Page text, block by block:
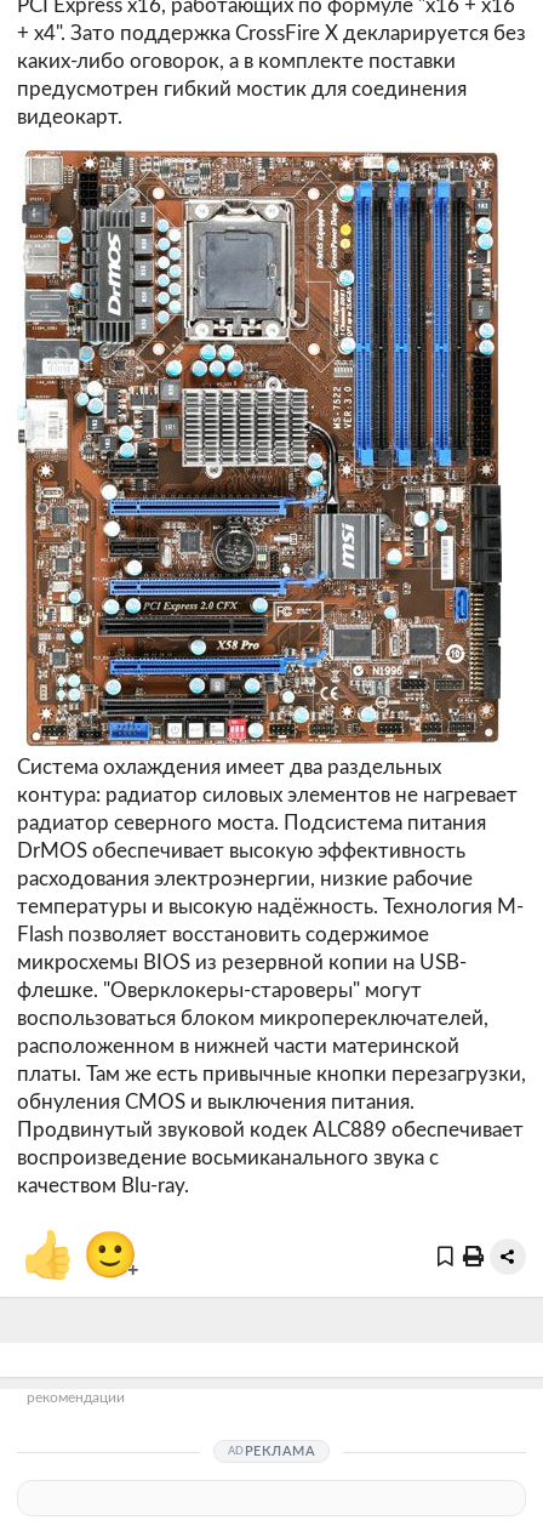
PCI Express x16, работающих по формуле "x16 + x16
+ x4". Зато поддержка CrossFire X декларируется без
каких-либо оговорок, а в комплекте поставки
предусмотрен гибкий мостик для соединения
видеокарт.
Система охлаждения имеет два раздельных
контура: радиатор силовых элементов не нагревает
радиатор северного моста. Подсистема питания
DrMOS обеспечивает высокую эффективность
расходования электроэнергии, низкие рабочие
температуры и высокую надёжность. Технология M-
Flash позволяет восстановить содержимое
микросхемы BIOS из резервной копии на USB-
флешке. "Оверклокеры-староверы" могут
воспользоваться блоком микропереключателей,
расположенном в нижней части материнской
платы. Там же есть привычные кнопки перезагрузки,
обнуления CMOS и выключения питания.
Продвинутый звуковой кодек ALC889 обеспечивает
воспроизведение восьмиканального звука с
качеством Blu-ray.
👍 🙂+
рекомендации
РЕКЛАМА